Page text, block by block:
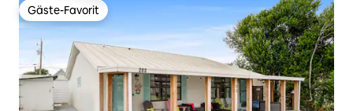
Gäste-Favorit
Gäste-Favorit